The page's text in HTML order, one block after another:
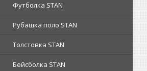
Футболка STAN
Рубашка поло STAN
Толстовка STAN
Бейсболка STAN